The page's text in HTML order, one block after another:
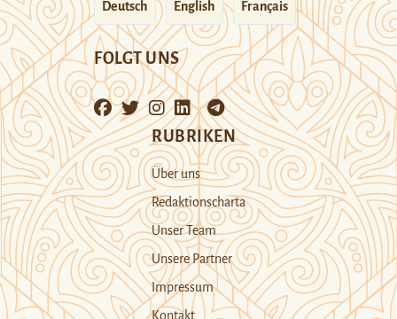
Deutsch English Français
FOLGT UNS
RUBRIKEN
Über uns
Redaktionscharta
Unser Team
Unsere Partner
Impressum
Kontakt